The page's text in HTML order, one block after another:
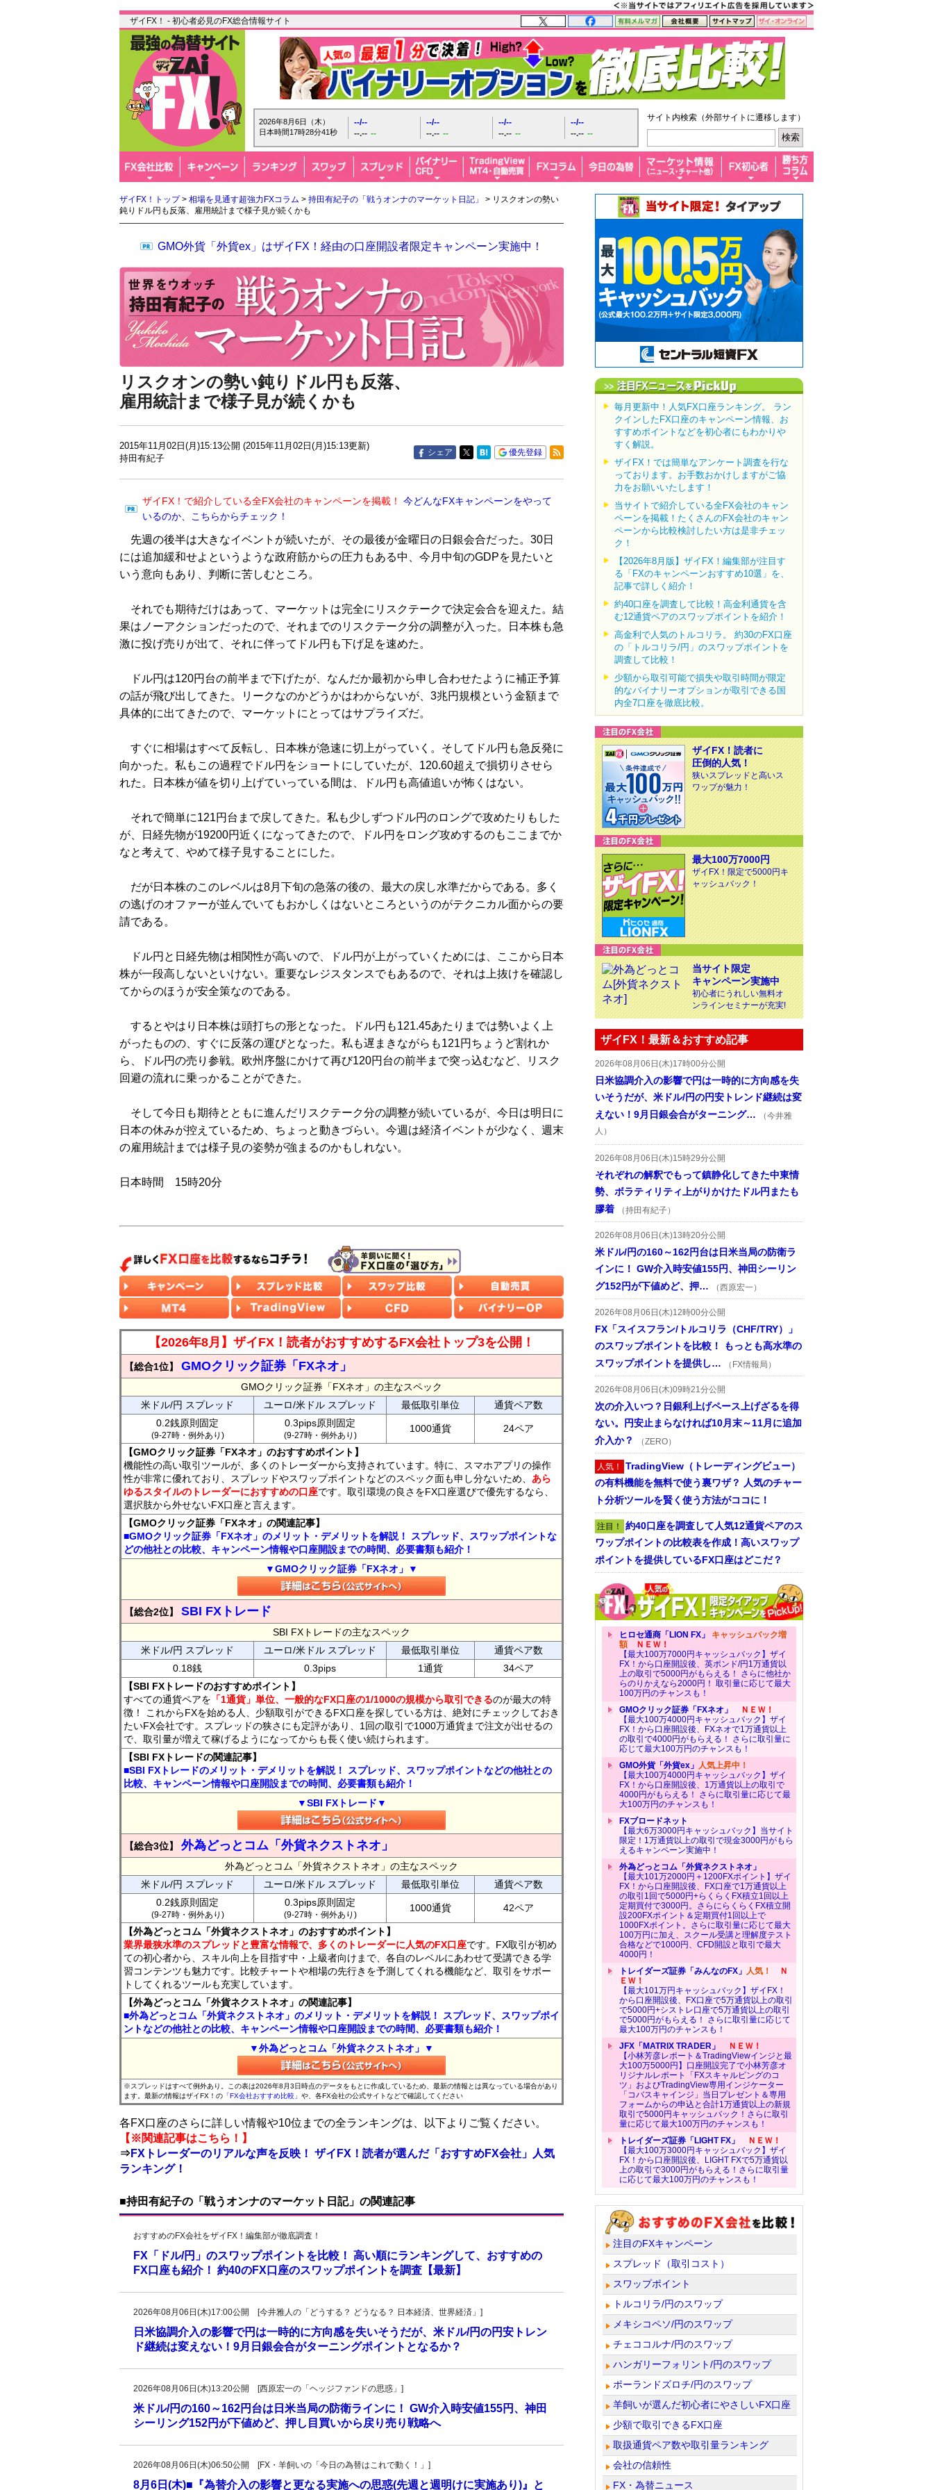
ザイFX！ - 初心者必見のFX総合情報サイト
2026年8月6日（木）
日本時間17時28分42秒
--/--
--.-- --
--/--
--.-- --
--/--
--.-- --
--/--
--.-- --
サイト内検索（外部サイトに遷移します）
ザイFX！トップ> 相場を見通す超強力FXコラム > 持田有紀子の「戦うオンナのマーケット日記」
> リスクオンの勢い
鈍りドル円も反落、雇用統計まで様子見が続くかも
GMO外貨「外貨ex」はザイFX！経由の口座開設者限定キャンペーン実施中！
リスクオンの勢い鈍りドル円も反落、
雇用統計まで様子見が続くかも
2015年11月02日(月)15:13公開 (2015年11月02日(月)15:13更新)
持田有紀子
シェア 優先登録
ザイFX！で紹介している全FX会社のキャンペーンを掲載！
今どんなFXキャンペーンをやって
いるのか、こちらからチェック！
先週の後半は大きなイベントが続いたが、その最後が金曜日の日銀会合だった。30日
には追加緩和せよというような政府筋からの圧力もある中、今月中旬のGDPを見たいと
いう意向もあり、判断に苦しむところ。
それでも期待だけはあって、マーケットは完全にリスクテークで決定会合を迎えた。結
果はノーアクションだったので、それまでのリスクテーク分の調整が入った。日本株も急
激に投げ売りが出て、それに伴ってドル円も下げ足を速めた。
ドル円は120円台の前半まで下げたが、なんだか最初から申し合わせたように補正予算
の話が飛び出してきた。リークなのかどうかはわからないが、3兆円規模という金額まで
具体的に出てきたので、マーケットにとってはサプライズだ。
すぐに相場はすべて反転し、日本株が急速に切上がっていく。そしてドル円も急反発に
向かった。私もこの過程でドル円をショートにしていたが、120.60超えで損切りさせら
れた。日本株が値を切り上げていっている間は、ドル円も高値追いが怖くはない。
それで簡単に121円台まで戻してきた。私も少しずつドル円のロングで攻めたりもした
が、日経先物が19200円近くになってきたので、ドル円をロング攻めするのもここまでか
なと考えて、やめて様子見することにした。
だが日本株のこのレベルは8月下旬の急落の後の、最大の戻し水準だからである。多く
の逃げのオファーが並んでいてもおかしくはないところというのがテクニカル面からの要
請である。
ドル円と日経先物は相関性が高いので、ドル円が上がっていくためには、ここから日本
株が一段高しないといけない。重要なレジスタンスでもあるので、それは上抜けを確認し
てからのほうが安全策なのである。
するとやはり日本株は頭打ちの形となった。ドル円も121.45あたりまでは勢いよく上
がったものの、すぐに反落の運びとなった。私も遅まきながらも121円ちょうど割れか
ら、ドル円の売り参戦。欧州序盤にかけて再び120円台の前半まで突っ込むなど、リスク
回避の流れに乗っかることができた。
そして今日も期待とともに進んだリスクテーク分の調整が続いているが、今日は明日に
日本の休みが控えているため、ちょっと動きづらい。今週は経済イベントが少なく、週末
の雇用統計までは様子見の姿勢が強まるのかもしれない。
日本時間 15時20分
【2026年8月】ザイFX！読者がおすすめするFX会社トップ3を公開！
【総合1位】 GMOクリック証券「FXネオ」
GMOクリック証券「FXネオ」の主なスペック
米ドル/円 スプレッド
ユーロ/米ドル スプレッド 最低取引単位
通貨ペア数
0.2銭原則固定
(9-27時・例外あり)
0.3pips原則固定
(9-27時・例外あり)
1000通貨 24ペア
【GMOクリック証券「FXネオ」のおすすめポイント】
機能性の高い取引ツールが、多くのトレーダーから支持されています。特に、スマホアプリの操作
性が非常に優れており、スプレッドやスワップポイントなどのスペック面も申し分ないため、 あら
ゆるスタイルのトレーダーにおすすめの口座です。取引環境の良さをFX口座選びで優先するなら、
選択肢から外せないFX口座と言えます。
【GMOクリック証券「FXネオ」の関連記事】
■GMOクリック証券「FXネオ」のメリット・デメリットを解説！ スプレッド、スワップポイントな
どの他社との比較、キャンペーン情報や口座開設までの時間、必要書類も紹介！
▼GMOクリック証券「FXネオ」▼
【総合2位】 SBI FXトレード
SBI FXトレードの主なスペック
米ドル/円 スプレッド
ユーロ/米ドル スプレッド 最低取引単位
通貨ペア数
0.18銭
0.3pips 1通貨
34ペア
【SBI FXトレードのおすすめポイント】
すべての通貨ペアを 「1通貨」単位、一般的なFX口座の1/1000の規模から取引できるのが最大の特
徴！ これからFXを始める人、少額取引ができるFX口座を探している方は、絶対にチェックしておき
たいFX会社です。スプレッドの狭さにも定評があり、1回の取引で1000万通貨まで注文が出せるの
で、取引量が増えて稼げるようになってからも長く使い続けられます。
【SBI FXトレードの関連記事】
■SBI FXトレードのメリット・デメリットを解説！ スプレッド、スワップポイントなどの他社との
比較、キャンペーン情報や口座開設までの時間、必要書類も紹介！
▼SBI FXトレード▼
【総合3位】 外為どっとコム「外貨ネクストネオ」
外為どっとコム「外貨ネクストネオ」の主なスペック
米ドル/円 スプレッド
ユーロ/米ドル スプレッド 最低取引単位
通貨ペア数
0.2銭原則固定
(9-27時・例外あり)
0.3pips原則固定
(9-27時・例外あり)
1000通貨 42ペア
【外為どっとコム「外貨ネクストネオ」のおすすめポイント】
業界最狭水準のスプレッドと豊富な情報で、多くのトレーダーに人気のFX口座です。FX取引が初め
ての初心者から、スキル向上を目指す中・上級者向けまで、各自のレベルにあわせて受講できる学
習コンテンツも魅力です。比較チャートや相場の先行きを予測してくれる機能など、取引をサポー
トしてくれるツールも充実しています。
【外為どっとコム「外貨ネクストネオ」の関連記事】
■外為どっとコム「外貨ネクストネオ」のメリット・デメリットを解説！ スプレッド、スワップポイ
ントなどの他社との比較、キャンペーン情報や口座開設までの時間、必要書類も紹介！
▼外為どっとコム「外貨ネクストネオ」▼
※スプレッドはすべて例外あり。この表は2026年8月3日時点のデータをもとに作成しているため、最新の情報とは異なっている場合があり
ます。最新の情報はザイFX！の 「FX会社おすすめ比較」 や、各FX会社の公式サイトなどで確認してください
各FX口座のさらに詳しい情報や10位までの全ランキングは、以下よりご覧ください。
【※関連記事はこちら！】
⇒FXトレーダーのリアルな声を反映！ ザイFX！読者が選んだ「おすすめFX会社」人気
ランキング！
■持田有紀子の「戦うオンナのマーケット日記」の関連記事
おすすめのFX会社をザイFX！編集部が徹底調査！
FX「ドル/円」のスワップポイントを比較！ 高い順にランキングして、おすすめの
FX口座も紹介！ 約40のFX口座のスワップポイントを調査【最新】
2026年08月06日(木)17:00公開 [今井雅人の「どうする？ どうなる？ 日本経済、世界経済」]
日米協調介入の影響で円は一時的に方向感を失いそうだが、米ドル/円の円安トレン
ド継続は変えない！9月日銀会合がターニングポイントとなるか？
2026年08月06日(木)13:20公開 [西原宏一の「ヘッジファンドの思惑」]
米ドル/円の160～162円台は日米当局の防衛ラインに！ GW介入時安値155円、神田
シーリング152円が下値めど、押し目買いから戻り売り戦略へ
2026年08月06日(木)06:50公開 [FX・羊飼いの「今日の為替はこれで動く！」]
8月6日(木)■『為替介入の影響と更なる実施への思惑(先週と週明けに実施あり)』と
毎月更新中！人気FX口座ランキング。 ラン
クインしたFX口座のキャンペーン情報、お
すすめポイントなどを初心者にもわかりや
すく解説。
ザイFX！では簡単なアンケート調査を行な
っております。お手数おかけしますがご協
力をお願いいたします！
当サイトで紹介している全FX会社のキャン
ペーンを掲載！たくさんのFX会社のキャン
ペーンから比較検討したい方は是非チェッ
ク！
【2026年8月版】ザイFX！編集部が注目す
る「FXのキャンペーンおすすめ10選」を、
記事で詳しく紹介！
約40口座を調査して比較！高金利通貨を含
む12通貨ペアのスワップポイントを紹介！
高金利で人気のトルコリラ。 約30のFX口座
の「トルコリラ/円」のスワップポイントを
調査して比較！
少額から取引可能で損失や取引時間が限定
的なバイナリーオプションが取引できる国
内全7口座を徹底比較。
ザイFX！読者に
圧倒的人気！
狭いスプレッドと高いス
ワップが魅力！
最大100万7000円
ザイFX！限定で5000円キ
ャッシュバック！
当サイト限定
キャンペーン実施中
初心者にうれしい無料オ
ンラインセミナーが充実!
ザイFX！最新＆おすすめ記事
2026年08月06日(木)17時00分公開
日米協調介入の影響で円は一時的に方向感を失
いそうだが、米ドル/円の円安トレンド継続は変
えない！9月日銀会合がターニング…
（今井雅
人）
2026年08月06日(木)15時29分公開
それぞれの解釈でもって鎮静化してきた中東情
勢、ボラティリティ上がりかけたドル円またも
膠着
（持田有紀子）
2026年08月06日(木)13時20分公開
米ドル/円の160～162円台は日米当局の防衛ラ
インに！ GW介入時安値155円、神田シーリン
グ152円が下値めど、押…
（西原宏一）
2026年08月06日(木)12時00分公開
FX「スイスフラン/トルコリラ（CHF/TRY）」
のスワップポイントを比較！ もっとも高水準の
スワップポイントを提供し…
（FX情報局）
2026年08月06日(木)09時21分公開
次の介入いつ？日銀利上げペース上げざるを得
ない。円安止まらなければ10月末～11月に追加
介入か？
（ZERO）
人気！ TradingView（トレーディングビュー）
の有料機能を無料で使う裏ワザ？ 人気のチャー
ト分析ツールを賢く使う方法がココに！
注目！ 約40口座を調査して人気12通貨ペアのス
ワップポイントの比較表を作成！高いスワップ
ポイントを提供しているFX口座はどこだ？
ヒロセ通商「LION FX」 キャッシュバック増
額ＮＥＷ！
【最大100万7000円キャッシュバック】ザイ
FX！から口座開設後、英ポンド/円1万通貨以
上の取引で5000円がもらえる！ さらに他社か
らのりかえなら2000円！ 取引量に応じて最大
100万円のチャンスも！
GMOクリック証券「FXネオ」
ＮＥＷ！
【最大100万4000円キャッシュバック】ザイ
FX！から口座開設後、FXネオで1万通貨以上
の取引で4000円がもらえる！ さらに取引量に
応じて最大100万円のチャンスも！
GMO外貨「外貨ex」 人気上昇中！
【最大100万4000円キャッシュバック】ザイ
FX！から口座開設後、1万通貨以上の取引で
4000円がもらえる！ さらに取引量に応じて最
大100万円のチャンスも！
FXブロードネット
【最大6万3000円キャッシュバック】当サイト
限定！1万通貨以上の取引で現金3000円がもら
えるキャンペーン実施中！
外為どっとコム「外貨ネクストネオ」
【最大101万2000円＋1200FXポイント】ザイ
FX！から口座開設後、FX口座で1万通貨以上
の取引1回で5000円+らくらくFX積立1回以上
定期買付で3000円。さらにらくらくFX積立開
設200FXポイント＆定期買付1回以上で
1000FXポイント。さらに取引量に応じて最大
100万円に加え、スクール受講と理解度テスト
合格などで1000円、CFD開設と取引で最大
4000円！
トレイダーズ証券「みんなのFX」 人気！
Ｎ
ＥＷ！
【最大101万円キャッシュバック】ザイFX！
から口座開設後、FX口座で5万通貨以上の取引
で5000円+シストレ口座で5万通貨以上の取引
で5000円がもらえる！ さらに取引量に応じて
最大100万円のチャンスも！
JFX「MATRIX TRADER」
ＮＥＷ！
【小林芳彦レポート＆TradingViewインジと最
大100万5000円】口座開設完了で小林芳彦オ
リジナルレポート「FXスキャルピングのコ
ツ」およびTradingView専用インジケーター
「コバスキャインジ」当日プレゼント＆専用
フォームからの申込と合計1万通貨以上の新規
取引で5000円キャッシュバック！さらに取引
量に応じて最大100万円のチャンスも！
トレイダーズ証券「LIGHT FX」
ＮＥＷ！
【最大100万3000円キャッシュバック】ザイ
FX！から口座開設後、LIGHT FXで5万通貨以
上の取引で3000円がもらえる！さらに取引量
に応じて最大100万円のチャンスも！
注目のFXキャンペーン
スプレッド（取引コスト）
スワップポイント
トルコリラ/円のスワップ
メキシコペソ/円のスワップ
チェココルナ/円のスワップ
ハンガリーフォリント/円のスワップ
ポーランドズロチ/円のスワップ
羊飼いが選んだ初心者にやさしいFX口座
少額で取引できるFX口座
取扱通貨ペア数や取引量ランキング
会社の信頼性
FX・為替ニュース